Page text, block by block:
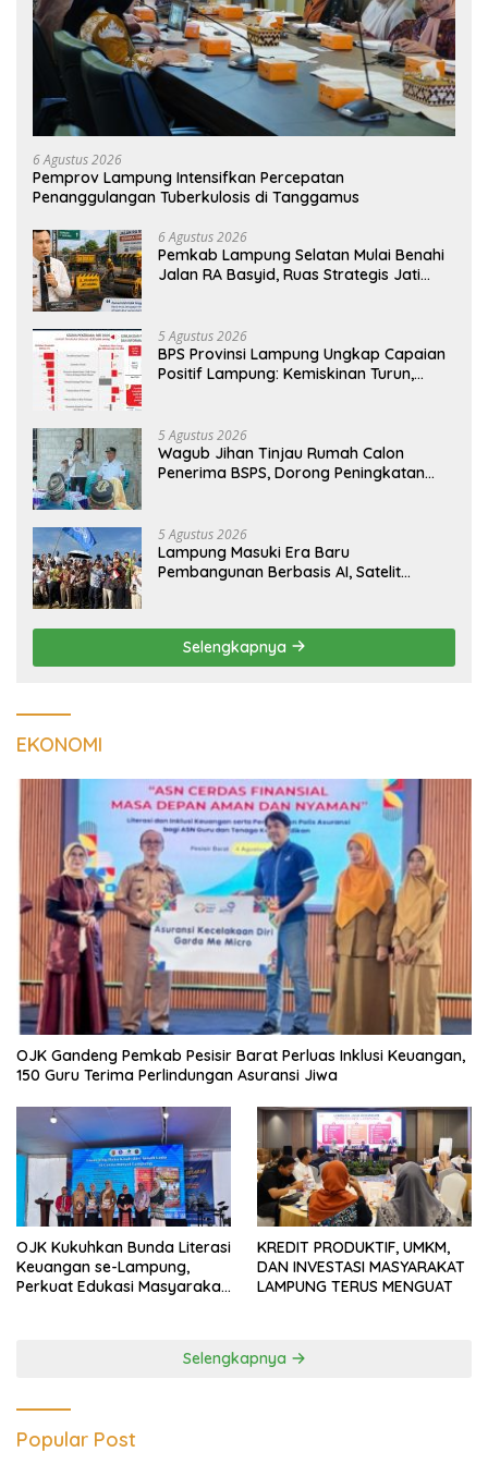
6 Agustus 2026
Pemprov Lampung Intensifkan Percepatan
Penanggulangan Tuberkulosis di Tanggamus
6 Agustus 2026
Pemkab Lampung Selatan Mulai Benahi
Jalan RA Basyid, Ruas Strategis Jati
5 Agustus 2026
BPS Provinsi Lampung Ungkap Capaian
Positif Lampung: Kemiskinan Turun,
5 Agustus 2026
Wagub Jihan Tinjau Rumah Calon
Penerima BSPS, Dorong Peningkatan
5 Agustus 2026
Lampung Masuki Era Baru
Pembangunan Berbasis AI, Satelit
Selengkapnya
EKONOMI
OJK Gandeng Pemkab Pesisir Barat Perluas Inklusi Keuangan,
150 Guru Terima Perlindungan Asuransi Jiwa
OJK Kukuhkan Bunda Literasi
Keuangan se-Lampung,
Perkuat Edukasi Masyarakat
KREDIT PRODUKTIF, UMKM,
DAN INVESTASI MASYARAKAT
LAMPUNG TERUS MENGUAT
Selengkapnya
Popular Post